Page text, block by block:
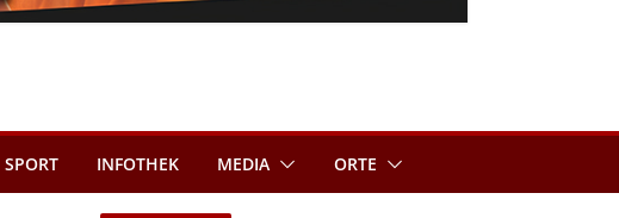
SPORT INFOTHEK MEDIA ORTE